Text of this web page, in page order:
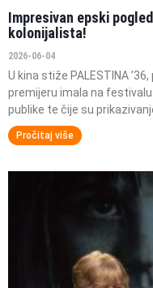
Impresivan epski
kolonijalista!
2026-06-04
U kina stiže PALESTINA
premijeru imala na
publike te čije su
Pročitaj više